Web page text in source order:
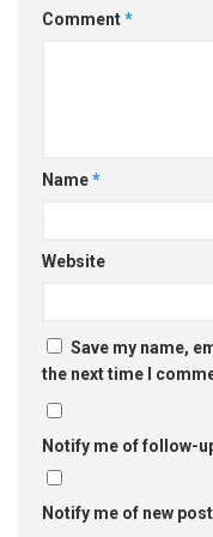
Comment*
Name*
Website
Save my name,
the next time I
Notify me of follow-
Notify me of new